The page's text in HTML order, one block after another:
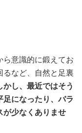
ら意識的に鍛えてお
るなど、自然と足裏
かし、最近ではそう
足になったり、バラ
が少なくありませ